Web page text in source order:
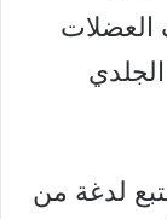
لدغة من